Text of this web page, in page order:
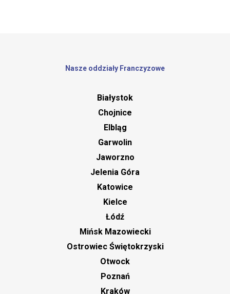
Nasze oddziały Franczyzowe
Białystok
Chojnice
Elbląg
Garwolin
Jaworzno
Jelenia Góra
Katowice
Kielce
Łódź
Mińsk Mazowiecki
Ostrowiec Świętokrzyski
Otwock
Poznań
Kraków